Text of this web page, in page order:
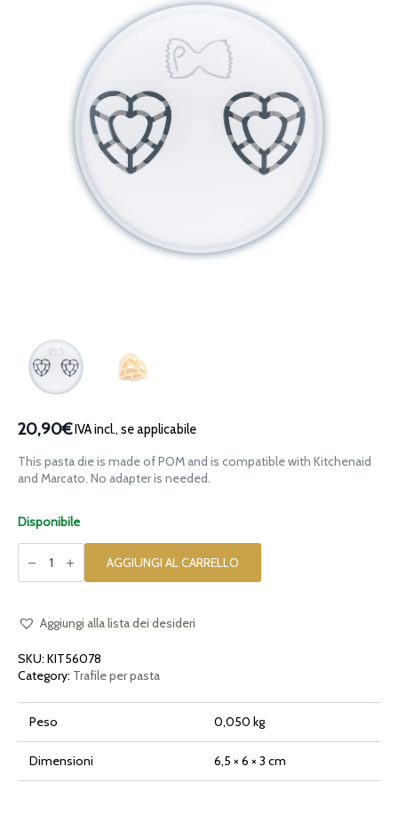
20,90€IVA incl., se applicabile
This pasta die is made of POM and is compatible with Kitchenaid
and Marcato. No adapter is needed.
Disponibile
Trafila
Heart
Kitchenaid
AGGIUNGI AL CARRELLO
Aggiungi alla lista dei desideri
SKU: KIT56078
Category: Trafile per pasta
Peso 0,050 kg
Dimensioni 6,5 × 6 × 3 cm